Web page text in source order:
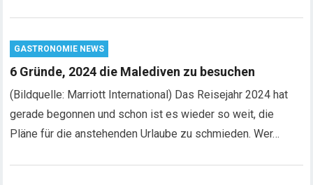
GASTRONOMIE NEWS
6 Gründe, 2024 die Malediven zu besuchen
(Bildquelle: Marriott International) Das Reisejahr 2024 hat
gerade begonnen und schon ist es wieder so weit, die
Pläne für die anstehenden Urlaube zu schmieden. Wer…